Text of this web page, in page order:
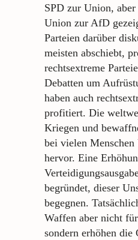
SPD zur Union,
Union zur AfD
Parteien darüber
meisten abschiebt,
rechtsextreme
Debatten um
haben auch
profitiert. Die
Kriegen und
bei vielen
hervor. Eine
begründet, dieser
begegnen.
Waffen aber nicht
sondern erhöhen die